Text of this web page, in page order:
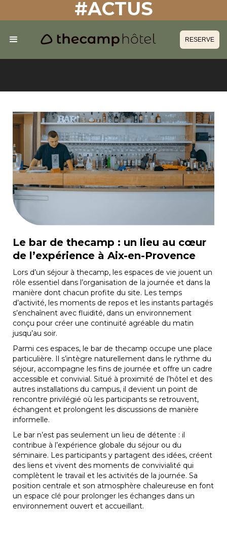
RESERVE
RESERVE
#ACTUS
Le bar de thecamp : un lieu au cœur
de l’expérience à Aix-en-Provence
Lors d’un séjour à thecamp, les espaces de vie jouent un
rôle essentiel dans l’organisation de la journée et dans la
manière dont chacun profite du site. Les temps
d’activité, les moments de repos et les instants partagés
s’enchaînent avec fluidité, dans un environnement
conçu pour créer une continuité agréable du matin
jusqu’au soir.
Parmi ces espaces, le bar de thecamp occupe une place
particulière. Il s’intègre naturellement dans le rythme du
séjour, accompagne les fins de journée et offre un cadre
accessible et convivial. Situé à proximité de l’hôtel et des
autres installations du campus, il devient un point de
rencontre privilégié où les participants se retrouvent,
échangent et prolongent les discussions de manière
informelle.
Le bar n’est pas seulement un lieu de détente : il
contribue à l’expérience globale du séjour ou du
séminaire. Les participants y partagent des idées, créent
des liens et vivent des moments de convivialité qui
complètent le travail et les activités de la journée. Sa
position centrale et son atmosphère chaleureuse en font
un espace clé pour prolonger les échanges dans un
environnement ouvert et accueillant.